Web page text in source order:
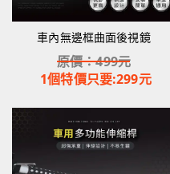
車內無邊框曲面後視鏡
原價：499元
1個特價只要:299元